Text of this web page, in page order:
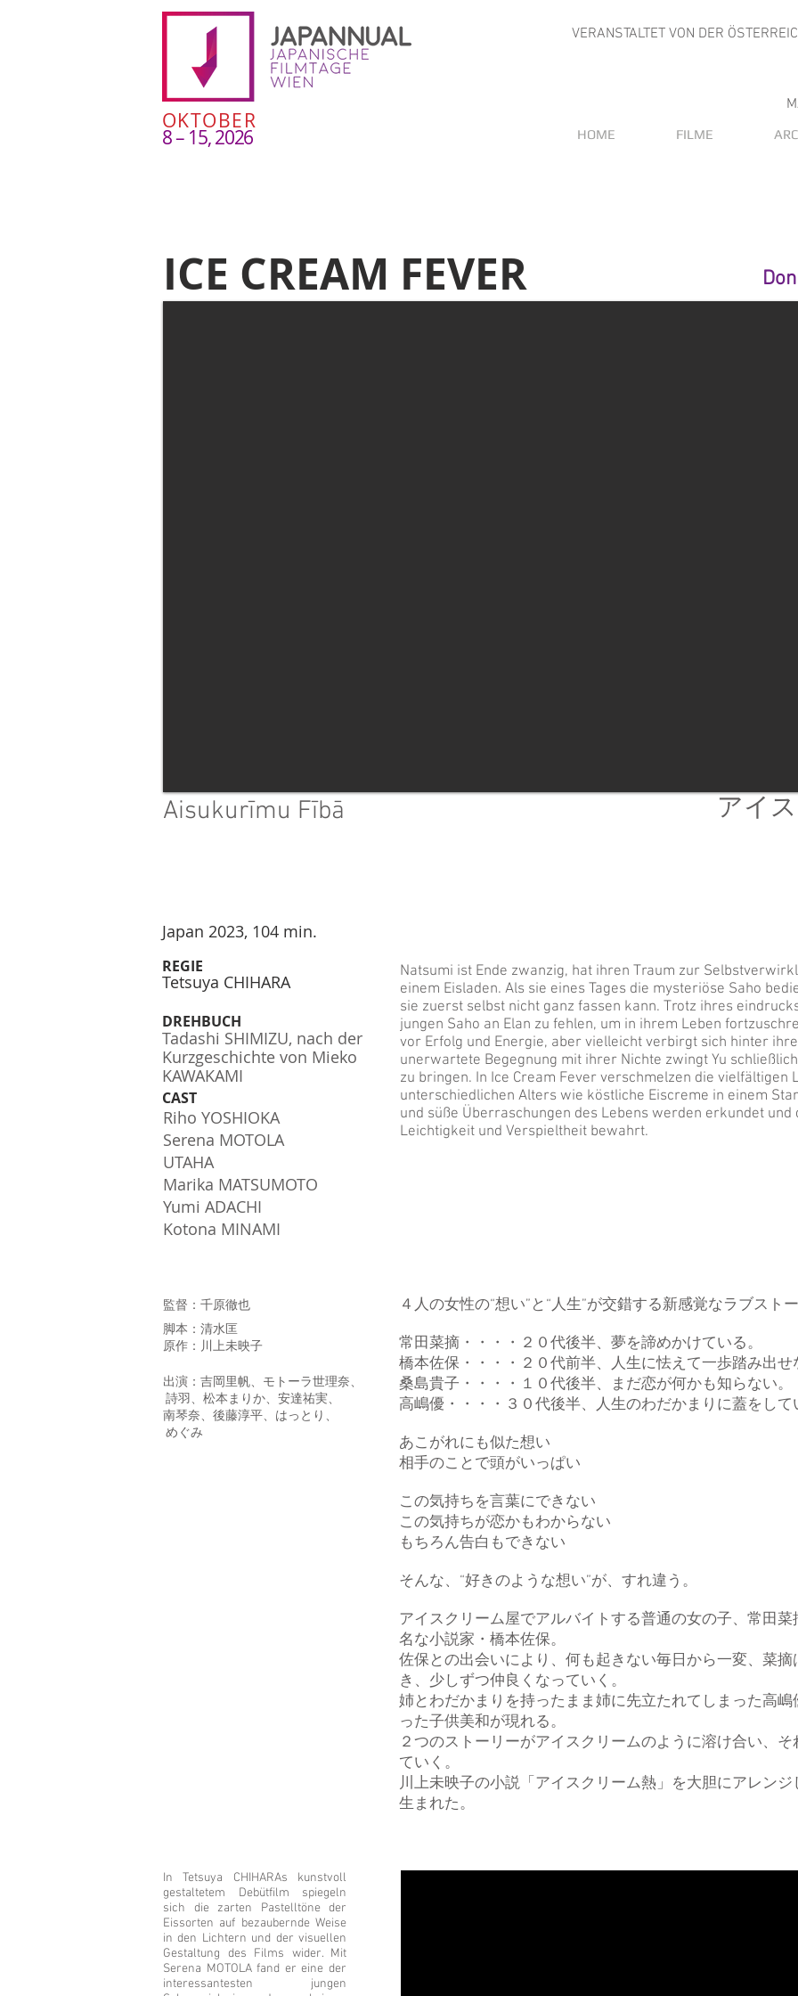
VERANSTALTET VON DER
OKTOBER
8 – 15, 2026 HOME FILME
ICE CREAM FEVER
Aisukurīmu Fībā アイ
REGIE
DREHBUCH
CAST
Japan 2023, 104 min.
Tetsuya CHIHARA
Tadashi SHIMIZU, nach der
Kurzgeschichte von Mieko
KAWAKAMI
Riho YOSHIOKA
Serena MOTOLA
UTAHA
Marika MATSUMOTO
Yumi ADACHI
Kotona MINAMI
Natsumi ist Ende zwanzig, hat ihren Traum zur
einem Eisladen. Als sie eines Tages die mysteriöse Saho
sie zuerst selbst nicht ganz fassen kann. Trotz ihres
jungen Saho an Elan zu fehlen, um in ihrem Leben
vor Erfolg und Energie, aber vielleicht verbirgt sich hinter
unerwartete Begegnung mit ihrer Nichte zwingt Yu
zu bringen. In Ice Cream Fever verschmelzen die vielfältigen
unterschiedlichen Alters wie köstliche Eiscreme in einem
und süße Überraschungen des Lebens werden erkundet
Leichtigkeit und Verspieltheit bewahrt.
監督：千原徹也
脚本：清水匡
原作：川上未映子
出演：吉岡里帆、モトーラ世理奈、
詩羽、松本まりか、安達祐実、
南琴奈、後藤淳平、はっとり、
めぐみ
４人の女性の“想い”と“人生”が交錯する新感覚なラブストー
常田菜摘・・・・２０代後半、夢を諦めかけている。
橋本佐保・・・・２０代前半、人生に怯えて一歩踏み出せ
桑島貴子・・・・１０代後半、まだ恋が何かも知らない。
高嶋優・・・・３０代後半、人生のわだかまりに蓋をして
あこがれにも似た想い
相手のことで頭がいっぱい
この気持ちを言葉にできない
この気持ちが恋かもわからない
もちろん告白もできない
そんな、“好きのような想い”が、すれ違う。
アイスクリーム屋でアルバイトする普通の女の子、常田
名な小説家・橋本佐保。
佐保との出会いにより、何も起きない毎日から一変、菜
き、少しずつ仲良くなっていく。
姉とわだかまりを持ったまま姉に先立たれてしまった高
った子供美和が現れる。
２つのストーリーがアイスクリームのように溶け合い、
ていく。
川上未映子の小説「アイスクリーム熱」を大胆にアレン
生まれた。
In Tetsuya CHIHARAs kunstvoll
gestaltetem Debütfilm spiegeln
sich die zarten Pastelltöne der
Eissorten auf bezaubernde Weise
in den Lichtern und der visuellen
Gestaltung des Films wider. Mit
Serena MOTOLA fand er eine der
interessantesten jungen